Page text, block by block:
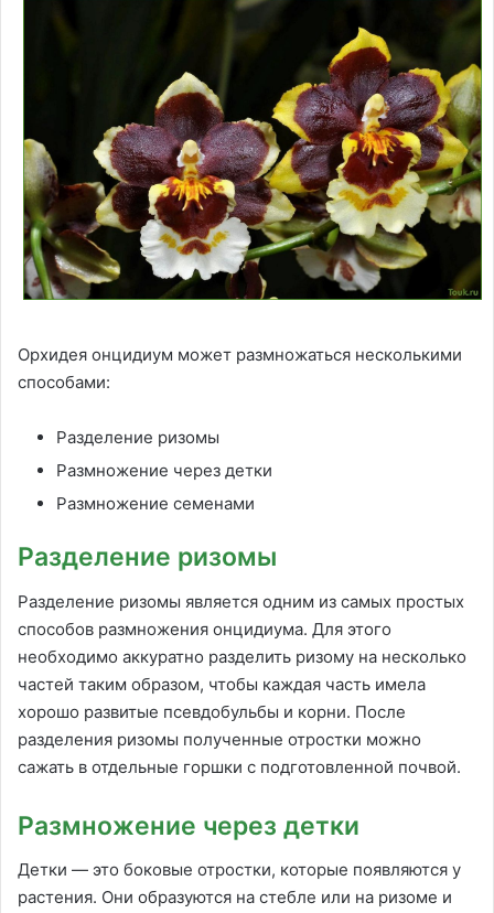
Орхидея онцидиум может размножаться несколькими
способами:
Разделение ризомы
Размножение через детки
Размножение семенами
Разделение ризомы
Разделение ризомы является одним из самых простых
способов размножения онцидиума. Для этого
необходимо аккуратно разделить ризому на несколько
частей таким образом, чтобы каждая часть имела
хорошо развитые псевдобульбы и корни. После
разделения ризомы полученные отростки можно
сажать в отдельные горшки с подготовленной почвой.
Размножение через детки
Детки — это боковые отростки, которые появляются у
растения. Они образуются на стебле или на ризоме и